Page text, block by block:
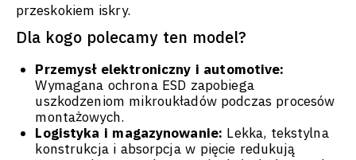
przeskokiem iskry.
Dla kogo polecamy ten model?
Przemysł elektroniczny i automotive:
Wymagana ochrona ESD zapobiega
uszkodzeniom mikroukładów podczas procesów
montażowych.
Logistyka i magazynowanie: Lekka, tekstylna
konstrukcja i absorpcja w pięcie redukują